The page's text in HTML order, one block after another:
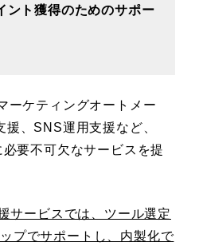
ント獲得のためのサポー
ーケティングオートメー
、SNS運用支援など、
要不可欠なサービスを提
サービスでは、ツール選定
プでサポートし、内製化で